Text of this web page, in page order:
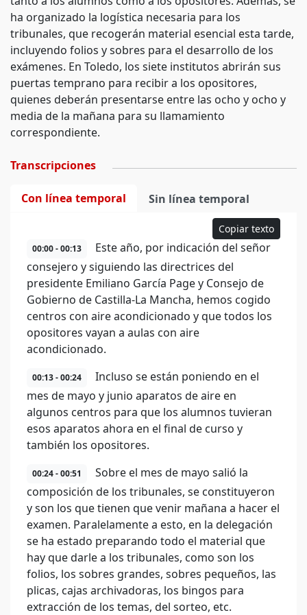
ha organizado la logística necesaria para los
tribunales, que recogerán material esencial esta tarde,
incluyendo folios y sobres para el desarrollo de los
exámenes. En Toledo, los siete institutos abrirán sus
puertas temprano para recibir a los opositores,
quienes deberán presentarse entre las ocho y ocho y
media de la mañana para su llamamiento
correspondiente.
Transcripciones
Con línea temporal Sin línea temporal
Copiar texto
00:00 - 00:13
Este año, por indicación del señor
consejero y siguiendo las directrices del
presidente Emiliano García Page y Consejo de
Gobierno de Castilla-La Mancha, hemos cogido
centros con aire acondicionado y que todos los
opositores vayan a aulas con aire
acondicionado.
00:13 - 00:24
Incluso se están poniendo en el
mes de mayo y junio aparatos de aire en
algunos centros para que los alumnos tuvieran
esos aparatos ahora en el final de curso y
también los opositores.
00:24 - 00:51
Sobre el mes de mayo salió la
composición de los tribunales, se constituyeron
y son los que tienen que venir mañana a hacer el
examen. Paralelamente a esto, en la delegación
se ha estado preparando todo el material que
hay que darle a los tribunales, como son los
folios, los sobres grandes, sobres pequeños, las
plicas, cajas archivadoras, los bingos para
extracción de los temas, del sorteo, etc.